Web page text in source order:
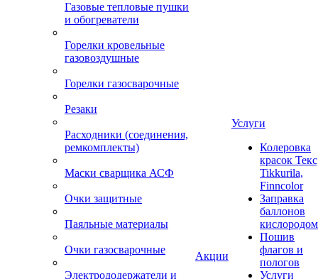
Газовые тепловые пушки
и обогреватели
Горелки кровельные
газовоздушные
Горелки газосварочные
Резаки
Расходники (соединения,
ремкомплекты)
Маски сварщика АСФ
Очки защитные
Паяльные материалы
Очки газосварочные
Электрододержатели и
Акции
Услуги
Колеровка
красок
Tikkurila,
Finncolor
Заправка
баллонов
кислородом
Пошив
флагов и
пологов
Услуги